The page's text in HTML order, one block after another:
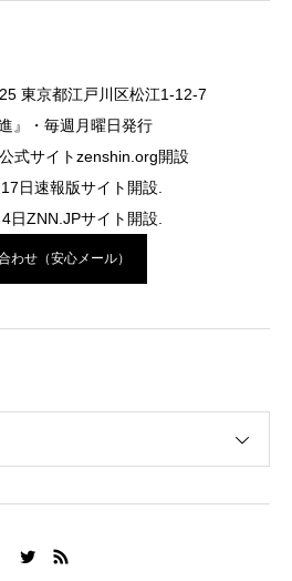
東京都江戸川区松江1-12-7
』・毎週月曜日発行
式サイトzenshin.org開設
日速報版サイト開設.
日ZNN.JPサイト開設.
わせ（安心メール）